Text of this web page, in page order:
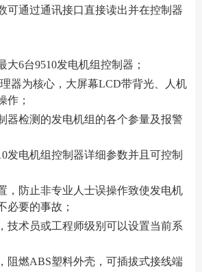
可通过通讯接口直接读出并在控制器
大6台9510发电机组控制器；
器为核心，大屏幕LCD带背光、人机
作；
器检测的发电机组的各个参量及报警
发电机组控制器详细参数并且可控制
，防止非专业人士误操作致使发电机
必要的事故；
技术员或工程师级别可以设置当前系
阻燃ABS塑料外壳，可插拔式接线端